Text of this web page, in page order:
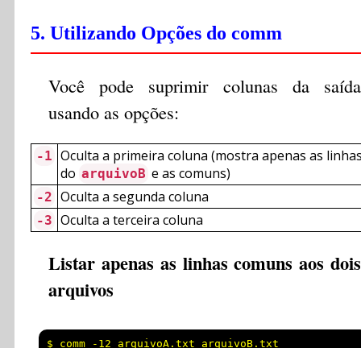
5. Utilizando Opções do comm
Você pode suprimir colunas da saída
usando as opções:
-1 Oculta a primeira coluna (mostra apenas as
do arquivoB e as comuns)
-2 Oculta a segunda coluna
-3 Oculta a terceira coluna
Listar apenas as linhas comuns aos dois
arquivos